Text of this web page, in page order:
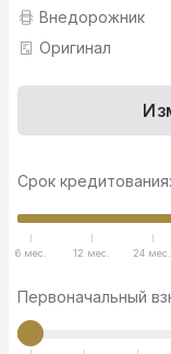
Внедорожник
Оригинал
Срок кредитования:
6 мес. 12 мес. 24 мес.
Первоначальный